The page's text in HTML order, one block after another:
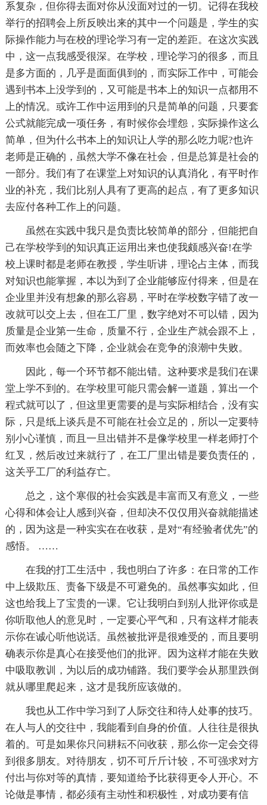
系复杂，但你得去面对你从没面对过的一切。记得在我校
举行的招聘会上所反映出来的其中一个问题是，学生的实
际操作能力与在校的理论学习有一定的差距。在这次实践
中，这一点我感受很深。在学校，理论学习的很多，而且
是多方面的，几乎是面面俱到的，而实际工作中，可能会
遇到书本上没学到的，又可能是书本上的知识一点都用不
上的情况。或许工作中运用到的只是简单的问题，只要套
公式就能完成一项任务，有时候你会埋怨，实际操作这么
简单，但为什么书本上的知识让人学的那么吃力呢?也许
老师是正确的，虽然大学不像在社会，但是总算是社会的
一部分。我们有了在课堂上对知识的认真消化，有平时作
业的补充，我们比别人具有了更高的起点，有了更多知识
去应付各种工作上的问题。
虽然在实践中我只是负责比较简单的部分，但能把自
己在学校学到的知识真正运用出来也使我颇感兴奋!在学
校上课时都是老师在教授，学生听讲，理论占主体，而我
对知识也能掌握，本以为到了企业能够应付得来，但是在
企业里并没有想象的那么容易，平时在学校数字错了改一
改就可以交上去，但在工厂里，数字绝对不可以错，因为
质量是企业第一生命，质量不行，企业生产就会跟不上，
而效率也会随之下降，企业就会在竞争的浪潮中失败。
因此，每一个环节都不能出错。这种要求是我们在课
堂上学不到的。在学校里可能只需会解一道题，算出一个
程式就可以了，但这里更需要的是与实际相结合，没有实
际，只是纸上谈兵是不可能在社会立足的，所以一定要特
别小心谨慎，而且一旦出错并不是像学校里一样老师打个
红叉，然后改过来就行了，在工厂里出错是要负责任的，
这关乎工厂的利益存亡。
总之，这个寒假的社会实践是丰富而又有意义，一些
心得和体会让人感到兴奋，但却决不仅仅用兴奋就能描述
的，因为这是一种实实在在收获，是对“有经验者优先”的
感悟。 ……
在我的打工生活中，我也明白了许多：在日常的工作
中上级欺压、责备下级是不可避免的。虽然事实如此，但
这也给我上了宝贵的一课。它让我明白到别人批评你或是
你听取他人的意见时，一定要心平气和，只有这样才能表
示你在诚心听他说话。虽然被批评是很难受的，而且要明
确表示你是真心在接受他们的批评。因为这样才能在失败
中吸取教训，为以后的成功铺路。我们要学会从那里跌倒
就从哪里爬起来，这才是我所应该做的。
我也从工作中学习到了人际交往和待人处事的技巧。
在人与人的交往中，我能看到自身的价值。人往往是很执
着的。可是如果你只问耕耘不问收获，那么你一定会交得
到很多朋友。对待朋友，切不可斤斤计较，不可强求对方
付出与你对等的真情，要知道给予比获得更令人开心。不
论做是事情，都必须有主动性和积极性，对成功要有信